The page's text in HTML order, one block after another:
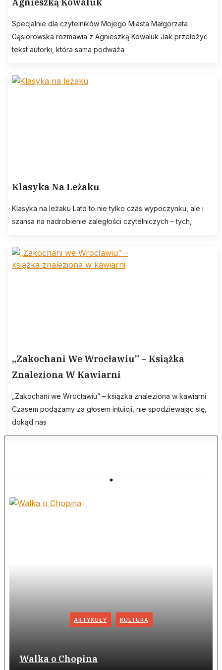
Specjalnie dla czytelników Mojego Miasta Małgorzata
Gąsiorowska rozmawia z Agnieszką Kowaluk Jak przełożyć
tekst autorki, która sama podważa
Klasyka Na Leżaku
Klasyka na leżaku Lato to nie tylko czas wypoczynku, ale i
szansa na nadrobienie zaległości czytelniczych – tych,
„Zakochani We Wrocławiu” – Książka
Znaleziona W Kawiarni
„Zakochani we Wrocławiu” – książka znaleziona w kawiarni
Czasem podążamy za głosem intuicji, nie spodziewając się,
dokąd nas
*
ARTYKUŁY KULTURA
Walka o Chopina